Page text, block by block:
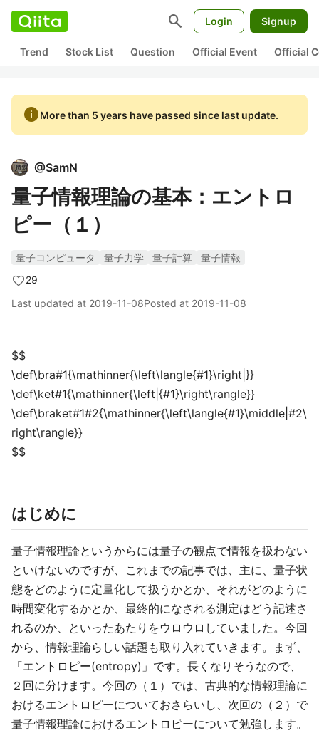
search Login Signup
Trend Stock List Question Official Event Official
infoMore than 5 years have passed since last update.
@SamN
量子情報理論の基本：エントロ
ピー（１）
量子コンピュータ 量子力学 量子計算
量子情報
29
Last updated at 2019-11-08Posted at 2019-11-08
$$
\def\bra#1{\mathinner{\left\langle{#1}\right|}}
\def\ket#1{\mathinner{\left|{#1}\right\rangle}}
\def\braket#1#2{\mathinner{\left\langle{#1}\middle|#2\
right\rangle}}
$$
はじめに
量子情報理論というからには量子の観点で情報を扱わない
といけないのですが、これまでの記事では、主に、量子状
態をどのように定量化して扱うかとか、それがどのように
時間変化するかとか、最終的になされる測定はどう記述さ
れるのか、といったあたりをウロウロしていました。今回
から、情報理論らしい話題も取り入れていきます。まず、
「エントロピー(entropy)」です。長くなりそうなので、
２回に分けます。今回の（１）では、古典的な情報理論に
おけるエントロピーについておさらいし、次回の（２）で
量子情報理論におけるエントロピーについて勉強します。